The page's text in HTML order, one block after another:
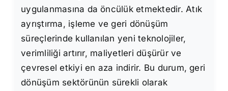
uygulanmasına da öncülük etmektedir. Atık
ayrıştırma, işleme ve geri dönüşüm
süreçlerinde kullanılan yeni teknolojiler,
verimliliği artırır, maliyetleri düşürür ve
çevresel etkiyi en aza indirir. Bu durum, geri
dönüşüm sektörünün sürekli olarak